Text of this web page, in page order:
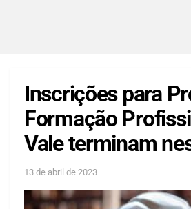
Inscrições para
Formação
Vale terminam
13 de abril de 2023